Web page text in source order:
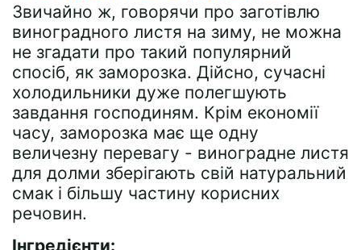
Звичайно ж, говорячи про заготівлю
виноградного листя на зиму, не можна
не згадати про такий популярний
спосіб, як заморозка. Дійсно, сучасні
холодильники дуже полегшують
завдання господиням. Крім економії
часу, заморозка має ще одну
величезну перевагу - виноградне листя
для долми зберігають свій натуральний
смак і більшу частину корисних
речовин.
Інгредієнти: